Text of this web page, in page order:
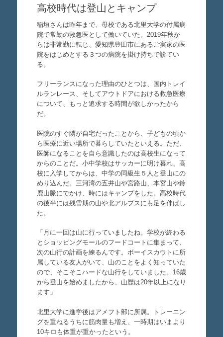
高校時代は登山とキャンプ
稲垣さんは昨年まで、母校である北里大学の付属病
院で常勤の救急医として働いていた。2019年秋か
らは非常勤に転じ、愛知県豊田市にあるご実家の医
院をはじめとする３つの病院を掛け持ちで診てい
る。
フリーランスになった理由のひとつは、国内トレイ
ルランレース、そしてアウトドアにおける救急医療
について、もっと追求する時間が欲しかったから
だ。
医院のすぐ隣が自宅だったことから、子どもの頃か
ら医療に近い場所で暮らしていたといえる。ただ、
医師になることを自ら意識したのは高校生になって
からのことだ。小中学校はサッカーに明け暮れ、高
校に入学してからは、中学の同級生５人と登山にの
めり込んだ。三河湾の五井山や宮路山、本宮山や鈴
鹿山脈にでかけ、時にはキャンプをした。高校時代
の後半には残雪期の山や北アルプスにも足を伸ばし
た。
「月に一回は山に行っていましたね。学校が終わる
とショッピングモールのフードコートに集まって、
次の山行の計画を練るんです。ボーイスカウトに所
属している友人がいて、山のことをよく知っていた
ので、そこそこハードな山行をしていました。16歳
から登山を始めましたから、山歴は20年以上になり
ます」
北里大学に進学後はアメフト部に所属。トレーニン
グを重ねるうちに筋肉量も増え、一時期はいまより
10キロも体重が重かったという。